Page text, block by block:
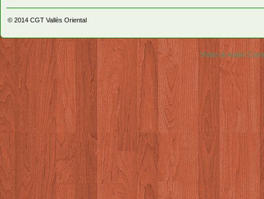
© 2014 CGT Vallès Oriental
Video & Audio